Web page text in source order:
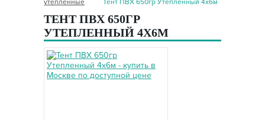
утепленные
Тент ПВХ 650гр Утепленный 4х6м
ТЕНТ ПВХ 650ГР
УТЕПЛЕННЫЙ 4Х6М